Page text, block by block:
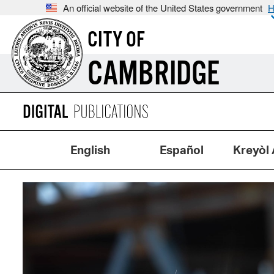
An official website of the United States government
CITY OF
CAMBRIDGE
English Español Kreyòl